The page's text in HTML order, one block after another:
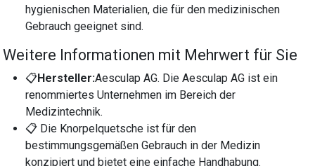
hygienischen Materialien, die für den medizinischen
Gebrauch geeignet sind.
Weitere Informationen mit Mehrwert für Sie
📋Hersteller:Aesculap AG. Die Aesculap AG ist ein
renommiertes Unternehmen im Bereich der
Medizintechnik.
📋 Die Knorpelquetsche ist für den
bestimmungsgemäßen Gebrauch in der Medizin
konzipiert und bietet eine einfache Handhabung.